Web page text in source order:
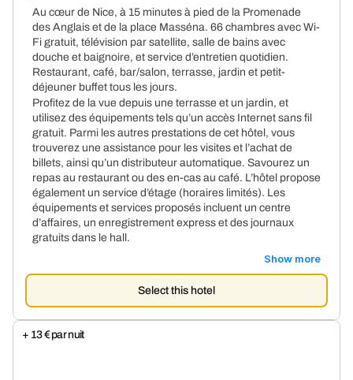
Select this hotel
Au cœur de Nice, à 15 minutes à pied de la Promenade
des Anglais et de la place Masséna. 66 chambres avec Wi-
Fi gratuit, télévision par satellite, salle de bains avec
douche et baignoire, et service d’entretien quotidien.
Restaurant, café, bar/salon, terrasse, jardin et petit-
déjeuner buffet tous les jours.
Profitez de la vue depuis une terrasse et un jardin, et
utilisez des équipements tels qu’un accès Internet sans fil
gratuit. Parmi les autres prestations de cet hôtel, vous
trouverez une assistance pour les visites et l’achat de
billets, ainsi qu’un distributeur automatique. Savourez un
repas au restaurant ou des en-cas au café. L’hôtel propose
également un service d’étage (horaires limités). Les
équipements et services proposés incluent un centre
d’affaires, un enregistrement express et des journaux
gratuits dans le hall.
Show more
+ 13 € par nuit